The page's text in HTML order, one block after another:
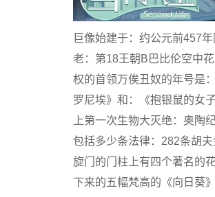
巨像始建于：约公元前457
老：第18王朝B巴比伦空中
权的首领万俟丑奴的年号是
罗尼埃》和：《抱银鼠的女
上第一次生物大灭绝：奥陶
包括多少条法律：282条胡
旋门的门柱上有四个著名的
下来的五幅梵高的《向日葵